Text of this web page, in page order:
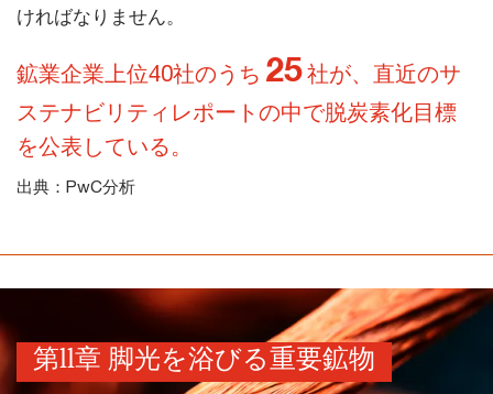
ければなりません。
鉱業企業上位40社のうち 25社が、直近のサ
ステナビリティレポートの中で脱炭素化目標
を公表している。
出典：PwC分析
第ll章 脚光を浴びる重要鉱物